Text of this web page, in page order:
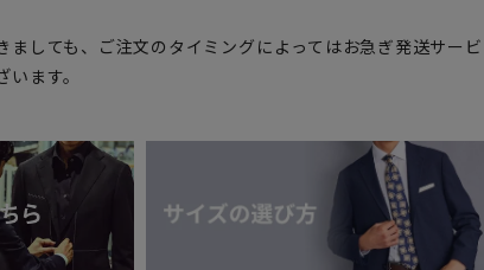
しても、ご注文のタイミングによってはお急ぎ発送サービ
ます。